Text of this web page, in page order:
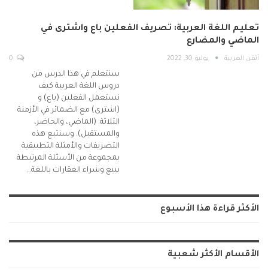
تعليم اللغة العربية: تصريف الفعلين باع واشترى في
الماضي والمضارع
أتقن العربية يوليو 30, 2022
سنتعلم في هذا الدرس من
دروس اللغة العربية كيف
نستعمل الفعلين (باع) و
(اشترى) مع الضمائر في الأزمنة
الثلاثة: (الماضي، والحاضر،
والمستقبل). وسنتبع هذه
التصريفات والأمثلة التطبيقية
بمجموعة من الأسئلة المرتبطة
ببيع وشراء العقارات باللغة…
الأكثر قراءة هذا الأسبوع
الأقسام الأكثر شعبية